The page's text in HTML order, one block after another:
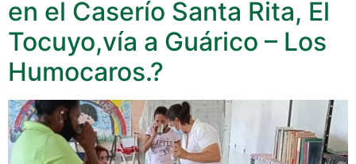
en el Caserío Santa Rita, El
Tocuyo,vía a Guárico – Los
Humocaros.?